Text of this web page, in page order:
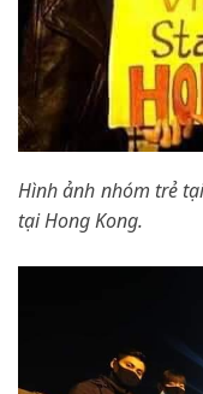
Hình ảnh nhóm trẻ
tại Hong Kong.